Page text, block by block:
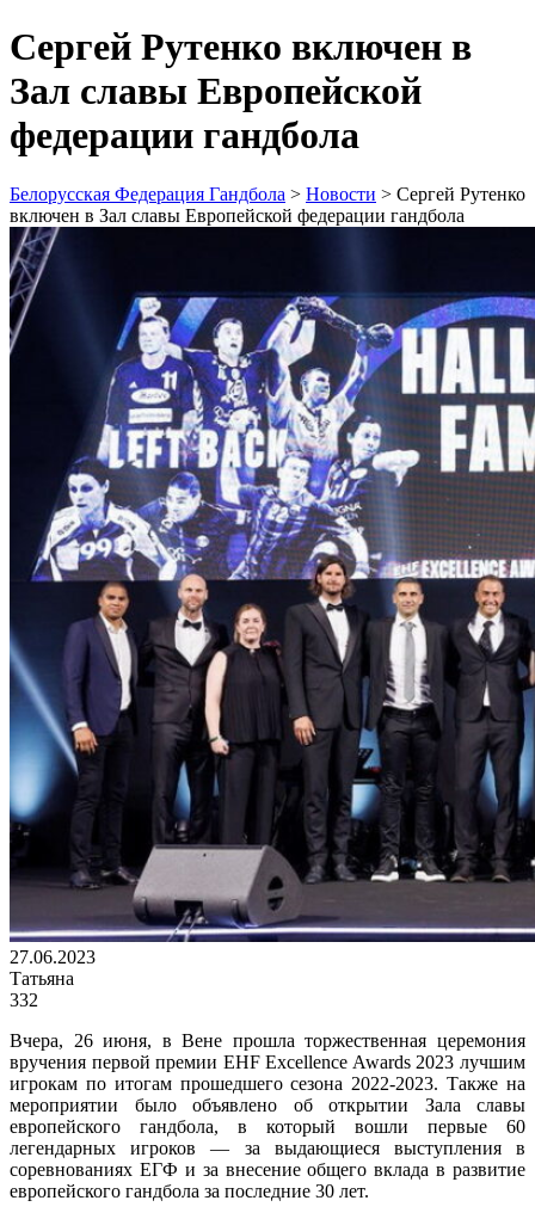
Сергей Рутенко включен в
Зал славы Европейской
федерации гандбола
Белорусская Федерация Гандбола > Новости > Сергей Рутенко
включен в Зал славы Европейской федерации гандбола
27.06.2023
Татьяна
332
Вчера, 26 июня, в Вене прошла торжественная церемония
вручения первой премии EHF Excellence Awards 2023 лучшим
игрокам по итогам прошедшего сезона 2022-2023. Также на
мероприятии было объявлено об открытии Зала славы
европейского гандбола, в который вошли первые 60
легендарных игроков — за выдающиеся выступления в
соревнованиях ЕГФ и за внесение общего вклада в развитие
европейского гандбола за последние 30 лет.